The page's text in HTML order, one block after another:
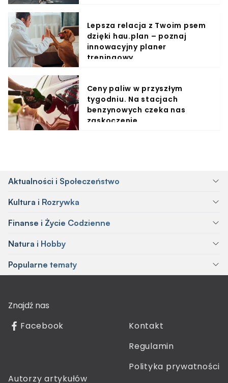
Lepsza relacja z Twoim psem
dzięki hau.plan – poznaj
innowacyjny planer
treningowy
Ceny paliw w przyszłym
tygodniu. Na stacjach
benzynowych czeka nas
zaskoczenie
Aktualności i Społeczeństwo
Kultura i Rozrywka
Finanse i Życie Codzienne
Natura i Hobby
Popularne tematy
Znajdź nas
Facebook
Kontakt
Regulamin
Polityka prywatności
Autorzy artykułów